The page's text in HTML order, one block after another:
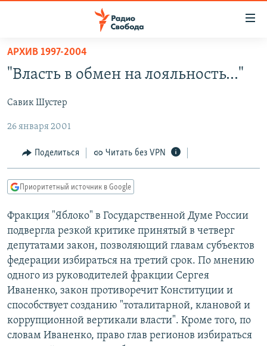
упрощенного
доступа
содержанию
Вернутся
главной
навигации
поиску
ПРОГРАММЫ
АВТОРСКИЕ ПРОЕКТЫ
ЦИТАТЫ СВОБОДЫ
МНЕНИЯ
КУЛЬТУРА
IDEL.РЕАЛИИ
КАВКАЗ.РЕАЛИИ
СЕВЕР.РЕАЛИИ
СИБИРЬ.РЕАЛИИ
РАСПИСАНИЕ ВЕЩАНИЯ
ПОДПИШИТЕСЬ НА РАССЫЛКУ
СОЦИАЛЬНЫЕ СЕТИ
АРХИВ 1997-2004
"Власть в обмен на лояльность..."
Савик Шустер
26 января 2001
Поделиться Читать без VPN
Приоритетный источник в Google
Фракция "Яблоко" в Государственной Думе России
подвергла резкой критике принятый в четверг
депутатами закон, позволяющий главам субъектов
федерации избираться на третий срок. По мнению
одного из руководителей фракции Сергея
Иваненко, закон противоречит Конституции и
способствует созданию "тоталитарной, клановой и
коррупционной вертикали власти". Кроме того, по
словам Иваненко, право глав регионов избираться